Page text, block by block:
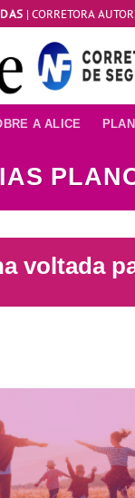
| CORRETORA
A ALICE
voltada